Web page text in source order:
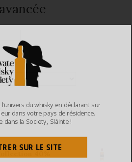
du whisky en déclarant sur
dans votre pays de résidence.
dans la Society, Sláinte !
SUR LE SITE